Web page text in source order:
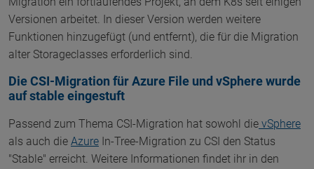
Versionen arbeitet. In dieser Version werden weitere
Funktionen hinzugefügt (und entfernt), die für die Migration
alter Storageclasses erforderlich sind.
Die CSI-Migration für Azure File und vSphere wurde
auf stable eingestuft
Passend zum Thema CSI-Migration hat sowohl die vSphere
als auch die Azure In-Tree-Migration zu CSI den Status
"Stable" erreicht. Weitere Informationen findet ihr in den